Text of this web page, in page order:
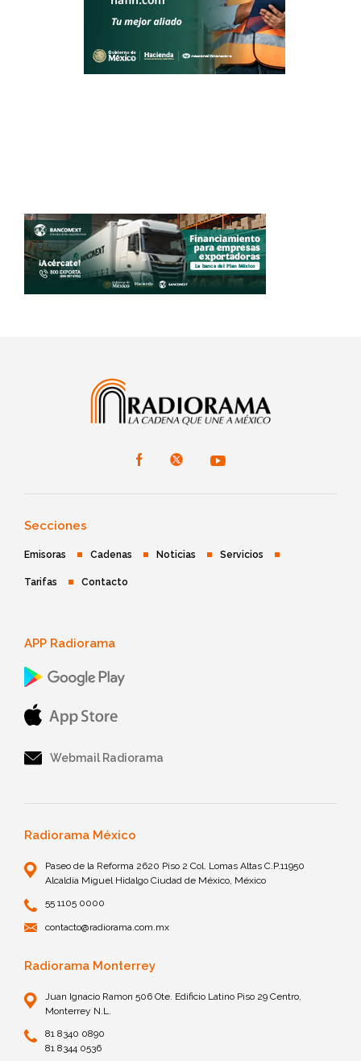
Secciones
Emisoras Cadenas Noticias Servicios
Tarifas Contacto
APP Radiorama
Webmail Radiorama
Radiorama México
Paseo de la Reforma 2620 Piso 2 Col. Lomas Altas C.P.11950
Alcaldía Miguel Hidalgo Ciudad de México, México
55 1105 0000
contacto@radiorama.com.mx
Radiorama Monterrey
Juan Ignacio Ramon 506 Ote. Edificio Latino Piso 29 Centro,
Monterrey N.L.
81 8340 0890
81 8344 0536